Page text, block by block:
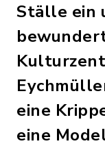
Ställe ein
eine
eine